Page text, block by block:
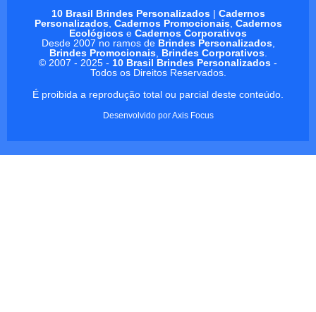
10 Brasil Brindes Personalizados| Cadernos
Personalizados, Cadernos Promocionais, Cadernos
Ecológicos e Cadernos Corporativos
Desde 2007 no ramos de Brindes Personalizados,
Brindes Promocionais, Brindes Corporativos.
© 2007 - 2025 - 10 Brasil Brindes Personalizados -
Todos os Direitos Reservados.
É proibida a reprodução total ou parcial deste conteúdo.
Desenvolvido porAxis Focus